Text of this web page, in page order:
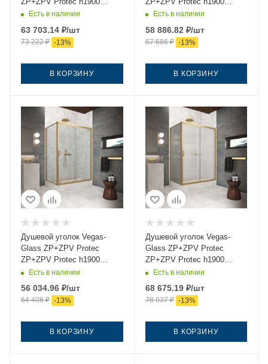
105*70 06 10 105х70 стекло
вороненая сталь без
поддона
Есть в наличии
63 703.14 ₽/шт
73 222₽ -13%
В КОРЗИНУ
105*70 06 01 105х70 стекло
вороненая сталь без
поддона
Есть в наличии
58 886.82 ₽/шт
67 686₽ -13%
В КОРЗИНУ
Душевой уголок Vegas-
Glass ZP+ZPV Protec
ZP+ZPV Protec h1900
105*70 03 02 105х70 стекло
рифленое профиль золото
без поддона
Есть в наличии
56 034.96 ₽/шт
64 408₽ -13%
В КОРЗИНУ
Душевой уголок Vegas-
Glass ZP+ZPV Protec
ZP+ZPV Protec h1900
105*70 03 Moru 105х70
стекло рифленое профиль
золото без поддона
Есть в наличии
68 675.19₽/шт
78 937₽ -13%
В КОРЗИНУ